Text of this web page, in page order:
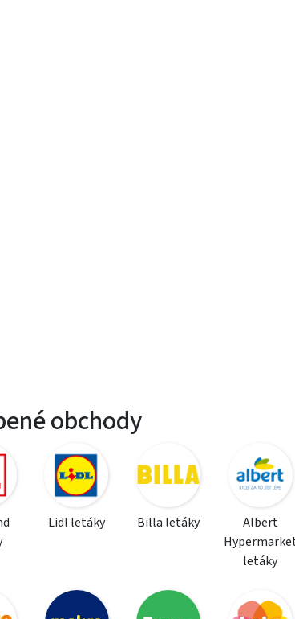
obchody
Lidl letáky Billa letáky
Albert
letáky